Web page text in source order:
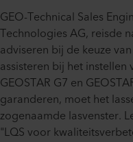
GEO-Technical Sales
Technologies AG, reisde
adviseren bij de keuze
assisteren bij het
GEOSTAR G7 en
garanderen, moet het
zogenaamde lasvenster.
"LQS voor